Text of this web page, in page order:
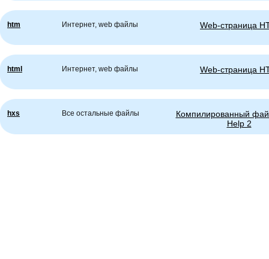
htm Интернет, web файлы Web-страница
html Интернет, web файлы Web-страница
hxs Все остальные файлы
Компилированный
Help 2